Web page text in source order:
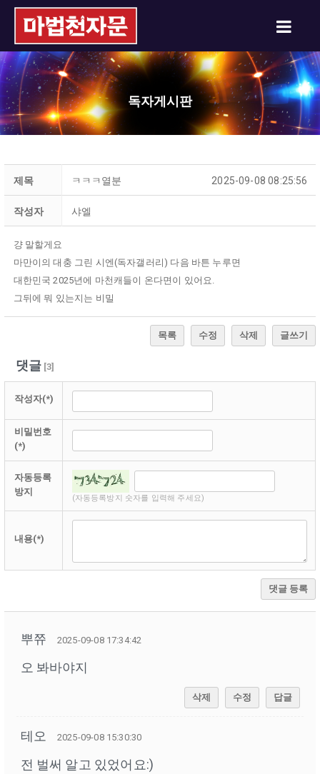
독자게시판
제목 ㅋㅋㅋ열분 2025-09-08 08:25:56
작성자 샤엘
걍 말할게요
마만이의 대충 그린 시엔(독자갤러리) 다음 바튼 누루면
대한민국 2025년에 마천캐들이 온다면이 있어요.
그뒤에 뭐 있는지는 비밀
목록 수정 삭제 글쓰기
댓글[3]
작성자(*)
비밀번호
(*)
자동등록
방지
(자동등록방지 숫자를 입력해 주세요)
내용(*)
댓글 등록
뿌쮸 2025-09-08 17:34:42
오 봐바야지
삭제 수정 답글
테오 2025-09-08 15:30:30
전 벌써 알고 있었어요:)